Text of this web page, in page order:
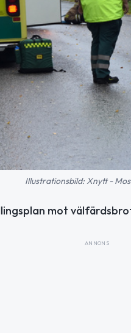
Illustrationsbild: Xnytt -
mot
ANNONS